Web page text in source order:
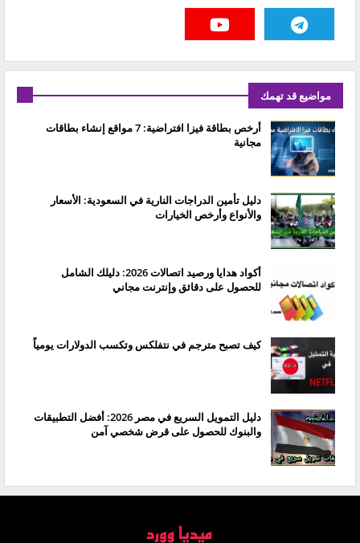
مواضيع قد تهمك
أرخص بطاقة فيزا افتراضية: 7 مواقع إنشاء بطاقات
مجانية
دليل تأمين الدراجات النارية في السعودية: الأسعار
والأنواع وأرخص الخيارات
أكواد هدايا ورصيد اتصالات 2026: دليلك الشامل
للحصول على دقائق وإنترنت مجاني
كيف تصبح مترجم في نتفلكس وتكسب الدولارات يومياً
دليل التمويل السريع في مصر 2026: أفضل التطبيقات
والبنوك للحصول على قرض شخصي آمن